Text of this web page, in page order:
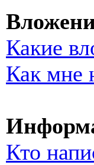
Какие
Как мне
Кто